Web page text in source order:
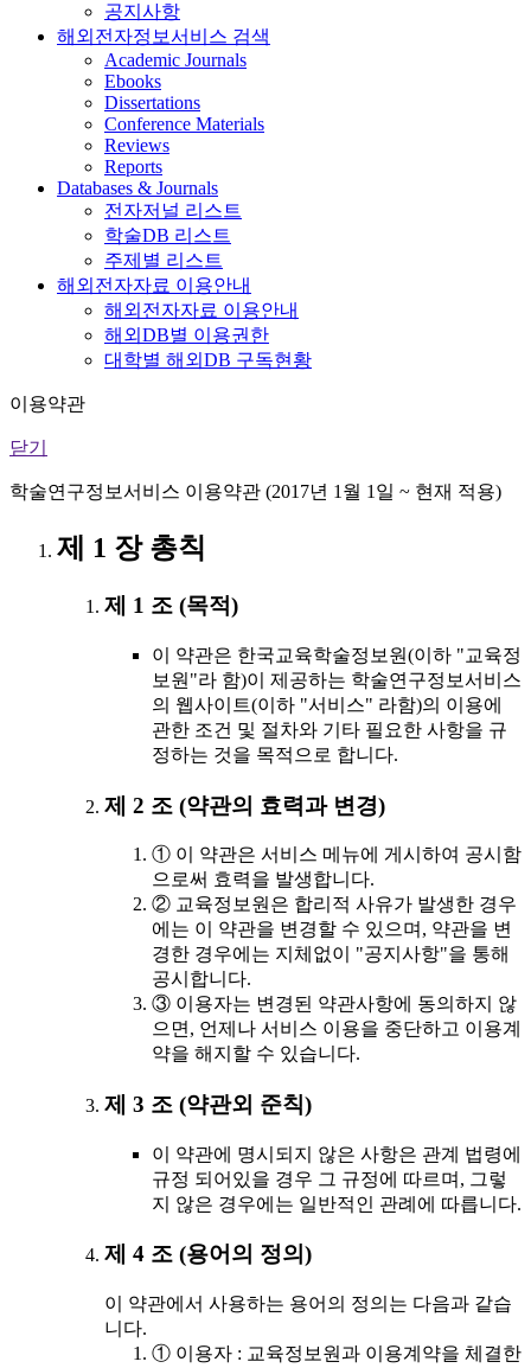
공지사항
해외전자정보서비스 검색
Academic Journals
Ebooks
Dissertations
Conference Materials
Reviews
Reports
Databases & Journals
전자저널 리스트
학술DB 리스트
주제별 리스트
해외전자자료 이용안내
해외전자자료 이용안내
해외DB별 이용권한
대학별 해외DB 구독현황
이용약관
닫기
학술연구정보서비스 이용약관 (2017년 1월 1일 ~ 현재 적용)
제 1 장 총칙
제 1 조 (목적)
이 약관은 한국교육학술정보원(이하 "교육정
보원"라 함)이 제공하는 학술연구정보서비스
의 웹사이트(이하 "서비스" 라함)의 이용에
관한 조건 및 절차와 기타 필요한 사항을 규
정하는 것을 목적으로 합니다.
제 2 조 (약관의 효력과 변경)
① 이 약관은 서비스 메뉴에 게시하여 공시함
으로써 효력을 발생합니다.
② 교육정보원은 합리적 사유가 발생한 경우
에는 이 약관을 변경할 수 있으며, 약관을 변
경한 경우에는 지체없이 "공지사항"을 통해
공시합니다.
③ 이용자는 변경된 약관사항에 동의하지 않
으면, 언제나 서비스 이용을 중단하고 이용계
약을 해지할 수 있습니다.
제 3 조 (약관외 준칙)
이 약관에 명시되지 않은 사항은 관계 법령에
규정 되어있을 경우 그 규정에 따르며, 그렇
지 않은 경우에는 일반적인 관례에 따릅니다.
제 4 조 (용어의 정의)
이 약관에서 사용하는 용어의 정의는 다음과 같습
니다.
① 이용자 : 교육정보원과 이용계약을 체결한